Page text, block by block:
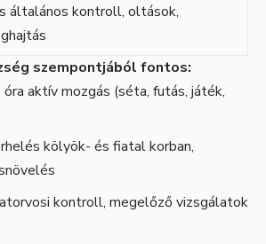
általános kontroll, oltások,
szempontjából fontos:
óra aktív mozgás (séta, futás, játék,
kölyök- és fiatal korban,
kontroll, megelőző vizsgálatok